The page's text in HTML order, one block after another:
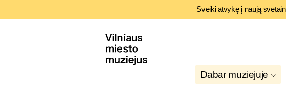
Sveiki atvykę į naują
Dabar muziejuje